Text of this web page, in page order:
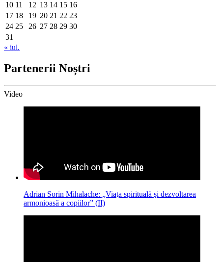
10 11 12 13 14 15 16
17 18 19 20 21 22 23
24 25 26 27 28 29 30
31
« iul.
Partenerii Noștri
Video
Adrian Sorin Mihalache: „Viaţa spirituală şi dezvoltarea
armonioasă a copiilor” (II)